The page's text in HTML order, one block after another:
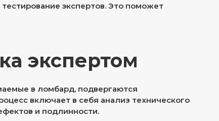
экспертов. Это поможет
экспертом
в ломбард, подвергаются
включает в себя анализ технического
и подлинности.